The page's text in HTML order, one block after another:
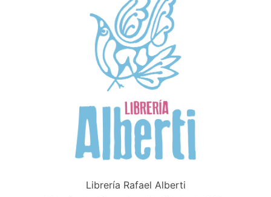
Librería Rafael Alberti